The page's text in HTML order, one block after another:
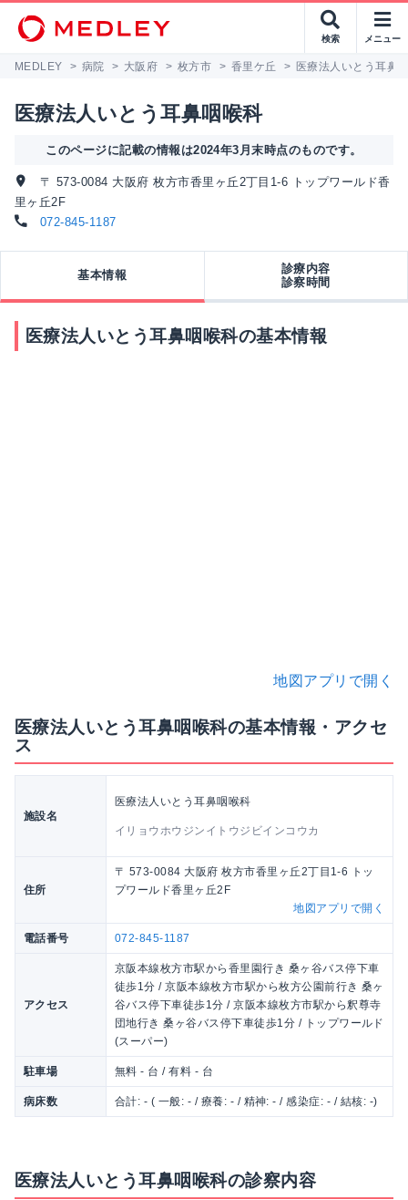
検索 メニュー
MEDLEY > 病院 > 大阪府 > 枚方市 > 香里ケ丘 > 医療法人いとう耳鼻
医療法人いとう耳鼻咽喉科
このページに記載の情報は2024年3月末時点のものです。
〒 573-0084 大阪府 枚方市香里ヶ丘2丁目1-6 トップワールド香
里ヶ丘2F
072-845-1187
基本情報
診療内容
診察時間
医療法人いとう耳鼻咽喉科の基本情報
地図アプリで開く
医療法人いとう耳鼻咽喉科の基本情報・アクセ
ス
施設名
医療法人いとう耳鼻咽喉科
イリョウホウジンイトウジビインコウカ
住所
〒 573-0084 大阪府 枚方市香里ヶ丘2丁目1-6 トッ
プワールド香里ヶ丘2F
地図アプリで開く
電話番号 072-845-1187
アクセス
京阪本線枚方市駅から香里園行き 桑ヶ谷バス停下車
徒歩1分 / 京阪本線枚方市駅から枚方公園前行き 桑ヶ
谷バス停下車徒歩1分 / 京阪本線枚方市駅から釈尊寺
団地行き 桑ヶ谷バス停下車徒歩1分 / トップワールド
(スーパー)
駐車場 無料 - 台 / 有料 - 台
病床数 合計: - ( 一般: - / 療養: - / 精神: - / 感染症: - / 結核: -)
医療法人いとう耳鼻咽喉科の診察内容